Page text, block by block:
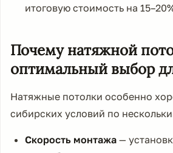
итоговую стоимость на
Почему натяжной
оптимальный выбор
Натяжные потолки особенно
сибирских условий по
Скорость монтажа —